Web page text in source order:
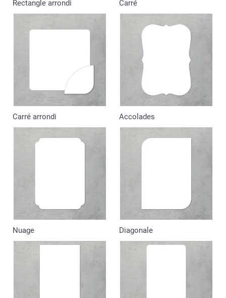
Rectangle arrondi Carré
Carré arrondi Accolades
Nuage Diagonale